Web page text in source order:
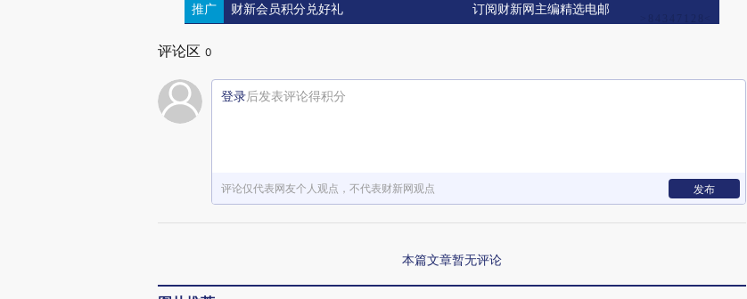
推广 财新会员积分兑好礼 订阅财新网主编精选电邮
评论区 0
登录后发表评论得积分
评论仅代表网友个人观点，不代表财新网观点 发布
本篇文章暂无评论